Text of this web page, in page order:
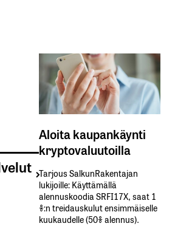
Aloita kaupankäynti
kryptovaluutoilla
Tarjous SalkunRakentajan
lukijoille: Käyttämällä​ ​
alennuskoodia​ ​SRFI17X,​ ​saat​ ​1
%:n treidauskulut​ ​ensimmäiselle​ ​
kuukaudelle​ ​(50%​ ​alennus).